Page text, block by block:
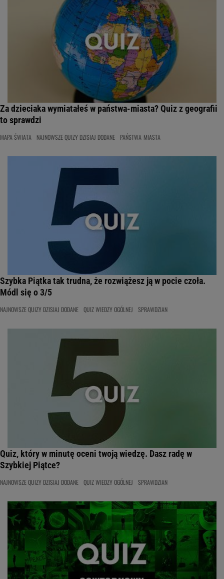
Za dzieciaka wymiatałeś w państwa-miasta? Quiz z geografii
to sprawdzi
MAPA ŚWIATA NAJNOWSZE QUIZY DZISIAJ DODANE PAŃSTWA-MIASTA
Szybka Piątka tak trudna, że rozwiążesz ją w pocie czoła.
Módl się o 3/5
NAJNOWSZE QUIZY DZISIAJ DODANE QUIZ WIEDZY OGÓLNEJ SPRAWDZIAN
Quiz, który w minutę oceni twoją wiedzę. Dasz radę w
Szybkiej Piątce?
NAJNOWSZE QUIZY DZISIAJ DODANE QUIZ WIEDZY OGÓLNEJ SPRAWDZIAN